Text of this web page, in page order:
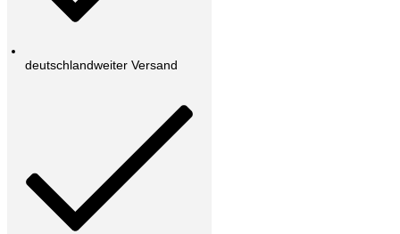
deutschlandweiter Versand